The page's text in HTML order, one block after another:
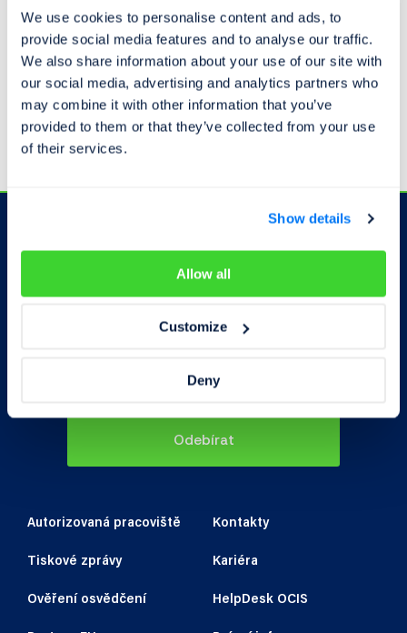
We use cookies to personalise content and ads, to
provide social media features and to analyse our traffic.
We also share information about your use of our site with
our social media, advertising and analytics partners who
may combine it with other information that you’ve
provided to them or that they’ve collected from your use
of their services.
Show details
Allow all
Customize
Deny
Kontrola exekucí
Homologace vozidel
Mobilní aplikaceCarolina
Pro partnery
Autorizovaná pracoviště Kontakty
Tiskové zprávy Kariéra
Ověření osvědčení HelpDesk OCIS
Odběr novinek
Odebírat